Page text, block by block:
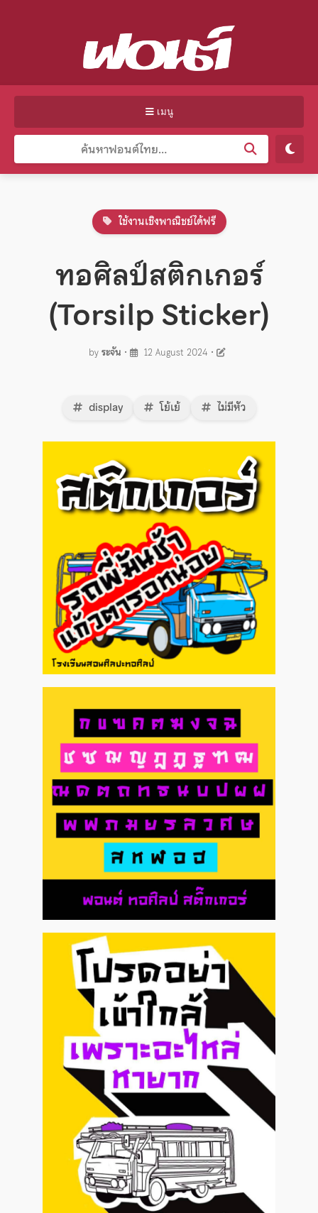
เมนู
ใช้งานเชิงพาณิชย์ได้ฟรี
ทอศิลป์สติกเกอร์
(Torsilp Sticker)
byระจัน • 12 August 2024 •
display โย้เย้ ไม่มีหัว